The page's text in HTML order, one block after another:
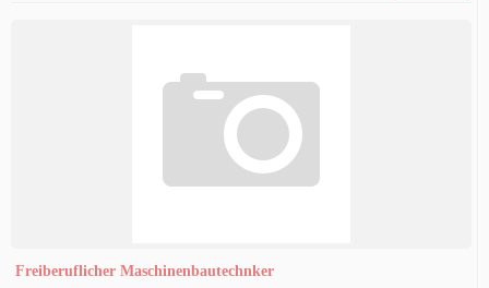
Freiberuflicher Maschinenbautechnker